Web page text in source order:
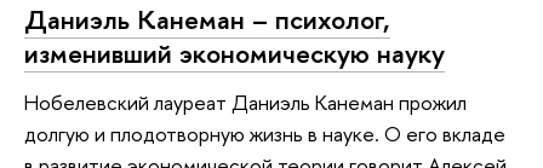
Даниэль Канеман – психолог,
изменивший экономическую науку
Нобелевский лауреат Даниэль Канеман прожил
долгую и плодотворную жизнь в науке. О его вкладе